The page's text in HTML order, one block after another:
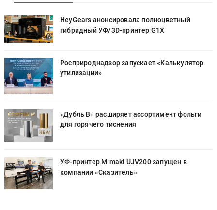
HeyGears анонсировала полноцветный
гибридный УФ/3D-принтер G1X
Росприроднадзор запускает «Калькулятор
утилизации»
«Дубль В» расширяет ассортимент фольги
для горячего тиснения
УФ-принтер Mimaki UJV200 запущен в
компании «Сказитель»